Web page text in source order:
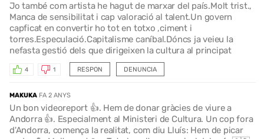
Jo també com artista he hagut de marxar del país.Molt trist.,
Manca de sensibilitat i cap valoració al talent.Un govern
capficat en convertir ho tot en totxo ,ciment i
torres.Especulació.Capitalisme caníbal.Dóncs ja veieu la
nefasta gestió dels que dirigeixen la cultura al principat
RESPON
4 1 DENUNCIA
MAKUKA FA 2 ANYS
Un bon videoreport 👍. Hem de donar gràcies de viure a
Andorra 👍. Especialment al Ministeri de Cultura. Un cop fora
d'Andorra, comença la realitat, com diu Lluís: Hem de picar